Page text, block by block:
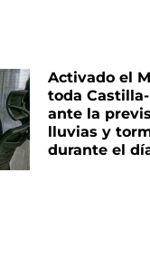
Activado el
toda
ante la
lluvias y
durante el